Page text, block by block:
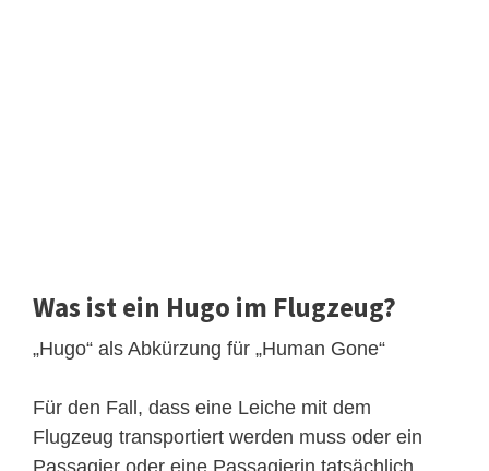
Was ist ein Hugo im Flugzeug?
„Hugo“ als Abkürzung für „Human Gone“
Für den Fall, dass eine Leiche mit dem
Flugzeug transportiert werden muss oder ein
Passagier oder eine Passagierin tatsächlich